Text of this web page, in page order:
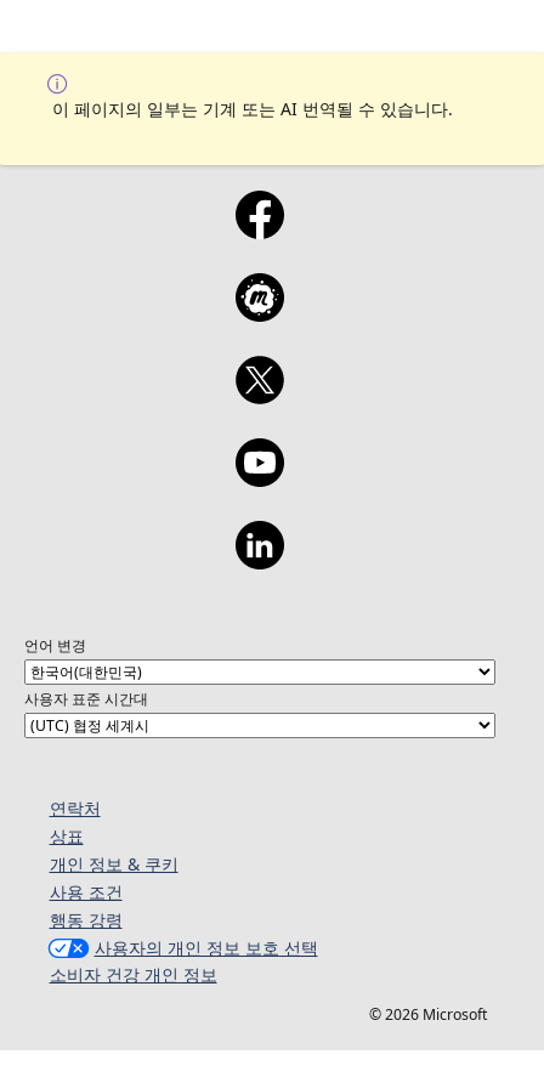
이 페이지의 일부는 기계 또는 AI 번역될 수 있습니다.
언어 변경
사용자 표준 시간대
연락처
상표
개인 정보 & 쿠키
사용 조건
행동 강령
사용자의 개인 정보 보호 선택
소비자 건강 개인 정보
© 2026 Microsoft